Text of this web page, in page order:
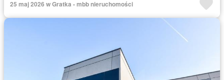
25 maj 2026 w Gratka - mbb nieruchomości